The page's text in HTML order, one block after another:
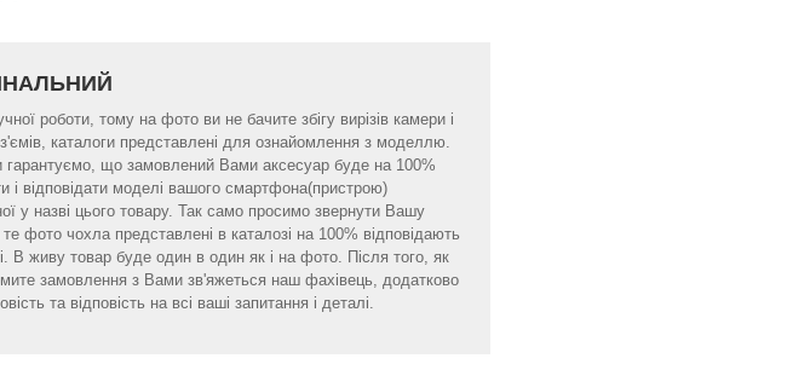
роботи, тому на фото ви не бачите збігу вирізів камери і
каталоги представлені для ознайомлення з моделлю.
гарантуємо, що замовлений Вами аксесуар буде на 100%
і відповідати моделі вашого смартфона(пристрою)
у назві цього товару. Так само просимо звернути Вашу
фото чохла представлені в каталозі на 100% відповідають
В живу товар буде один в один як і на фото. Після того, як
замовлення з Вами зв'яжеться наш фахівець, додатково
та відповість на всі ваші запитання і деталі.